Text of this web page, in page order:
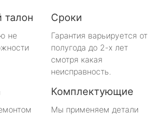
талон
не
Сроки
Гарантия варьируется от
полугода до 2-х лет
смотря какая
неисправность.
Комплектующие
Мы применяем детали